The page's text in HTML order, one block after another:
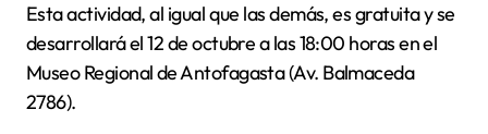
Esta actividad, al igual que las demás, es gratuita y se
desarrollará el 12 de octubre a las 18:00 horas en el
Museo Regional de Antofagasta (Av. Balmaceda
2786).